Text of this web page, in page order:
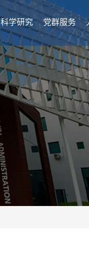
科学研究 党群服务